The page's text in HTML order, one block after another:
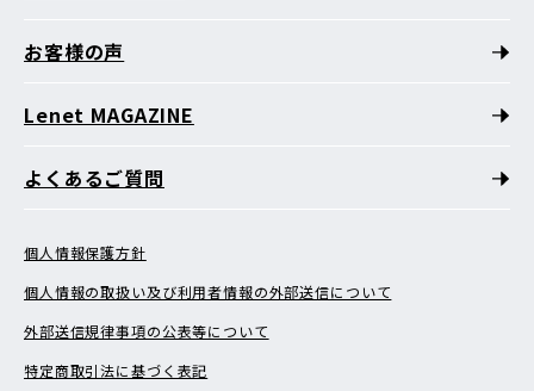
お客様の声
Lenet MAGAZINE
よくあるご質問
個人情報保護方針
個人情報の取扱い及び利用者情報の外部送信について
外部送信規律事項の公表等について
特定商取引法に基づく表記